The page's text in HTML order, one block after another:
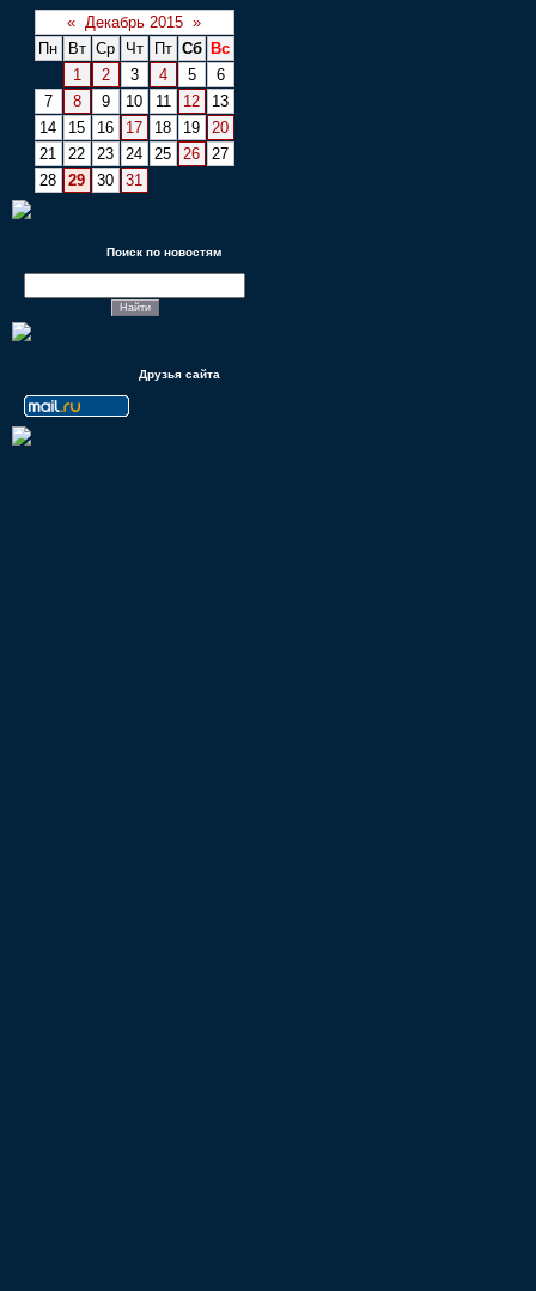
« Декабрь 2015 »
Пн
Вт Ср Чт Пт Сб
Вс
1
2 3 4 5
6
7
8 9 10 11 12
13
14
15 16 17 18 19
20
21
22 23 24 25 26
27
28
29 30 31
Поиск по новостям
Друзья сайта